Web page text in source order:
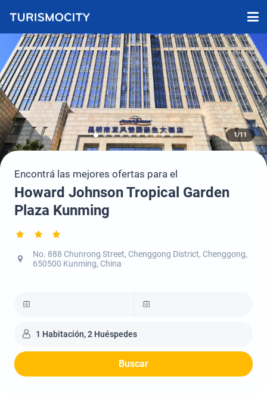
1/11
Encontrá las mejores ofertas para el
Howard Johnson Tropical Garden
Plaza Kunming
No. 888 Chunrong Street, Chenggong District, Chenggong,
650500 Kunming, China
1 Habitación, 2 Huéspedes
Buscar